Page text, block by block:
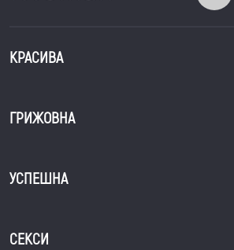
КРАСИВА
ГРИЖОВНА
УСПЕШНА
СЕКСИ